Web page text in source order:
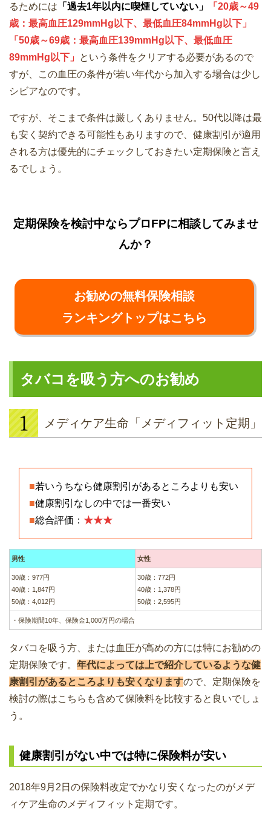
るためには 「過去1年以内に喫煙していない」
「20歳～49
歳：最高血圧129mmHg以下、最低血圧84mmHg以下」
「50歳～69歳：最高血圧139mmHg以下、最低血圧
89mmHg以下」
という条件をクリアする必要があるので
すが、この血圧の条件が若い年代から加入する場合は少し
シビアなのです。
ですが、そこまで条件は厳しくありません。50代以降は最
も安く契約できる可能性もありますので、健康割引が適用
される方は優先的にチェックしておきたい定期保険と言え
るでしょう。
定期保険を検討中ならプロFPに相談してみませ
んか？
お勧めの無料保険相談
ランキングトップはこちら
タバコを吸う方へのお勧め
メディケア生命「メディフィット定期」
■若いうちなら健康割引があるところよりも安い
■健康割引なしの中では一番安い
■総合評価： ★★★
男性 女性
30歳：977円
40歳：1,847円
50歳：4,012円
30歳：772円
40歳：1,378円
50歳：2,595円
・保険期間10年、保険金1,000万円の場合
タバコを吸う方、または血圧が高めの方には特にお勧めの
定期保険です。 年代によっては上で紹介しているような健
康割引があるところよりも安くなりますので、定期保険を
検討の際はこちらも含めて保険料を比較すると良いでしょ
う。
健康割引がない中では特に保険料が安い
2018年9月2日の保険料改定でかなり安くなったのがメデ
ィケア生命のメディフィット定期です。